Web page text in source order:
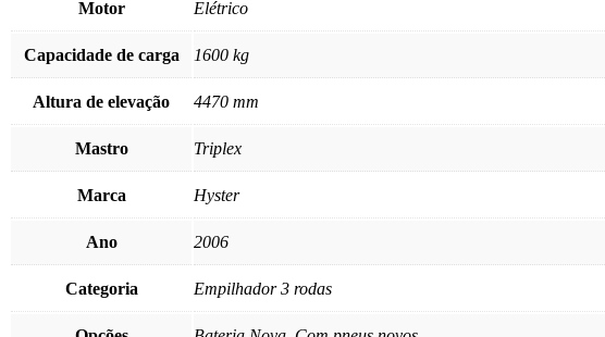
Motor Elétrico
Capacidade de carga 1600 kg
Altura de elevação 4470 mm
Mastro Triplex
Marca Hyster
Ano 2006
Categoria Empilhador 3 rodas